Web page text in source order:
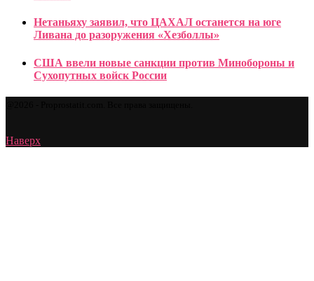
Нетаньяху заявил, что ЦАХАЛ останется на юге
Ливана до разоружения «Хезболлы»
США ввели новые санкции против Минобороны и
Сухопутных войск России
Наверх